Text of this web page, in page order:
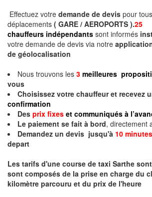
Effectuez votre demande de devis pour
déplacements ( GARE / AEROPORTS ).25
chauffeurs indépendants sont informés
votre demande de devis via notre
de géolocalisation
Nous trouvons les 3 meilleures
vous
Choisissez votre chauffeur et recevez
confirmation
Des prix fixes et communiqués à
Le paiement se fait à bord, directement
Demandez un devis jusqu'à 10 minutes
depart
Les tarifs d'une course de taxi Sarthe
sont composés de la prise en charge du
kilomètre parcouru et du prix de l'heure